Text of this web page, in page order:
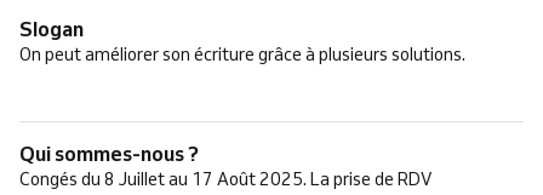
Slogan
On peut améliorer son écriture grâce à plusieurs solutions.
Qui sommes-nous ?
Congés du 8 Juillet au 17 Août 2025. La prise de RDV